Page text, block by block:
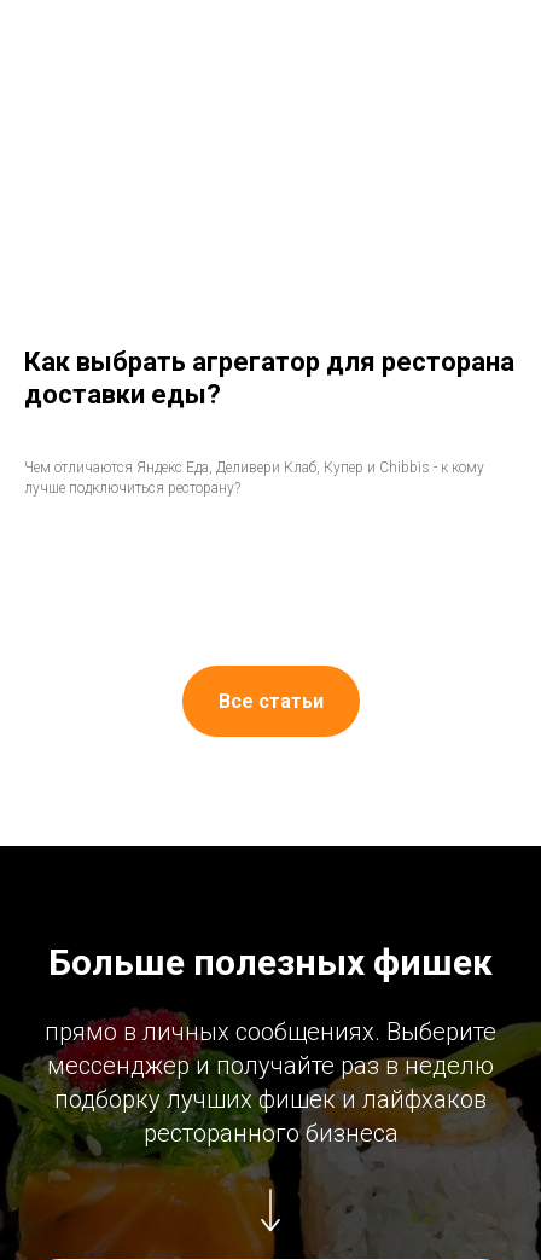
Как выбрать агрегатор для ресторана
доставки еды?
Чем отличаются Яндекс Еда, Деливери Клаб, Купер и Chibbis - к кому
лучше подключиться ресторану?
Все статьи
Больше полезных фишек
прямо в личных сообщениях. Выберите
мессенджер и получайте раз в неделю
подборку лучших фишек и лайфхаков
ресторанного бизнеса